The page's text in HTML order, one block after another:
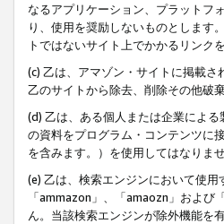
なるアプリケーション、プラットフ
り、使用を奨励しないものとします
トではないサイト上でかかるリンク
(c) 乙は、アマゾン・サイトに掲載
乙のサイトから除去、削除その他破
(d) 乙は、ある個人または企業によ
の資料をプログラム・コンテンツに
を含みます。）を使用してはなりま
(e) 乙は、検索エンジンにおいて使用
「ammazon」、「amaozn」およ
ん。当該検索エンジンが除外機能を